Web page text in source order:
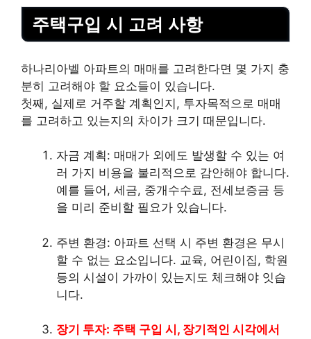
주택구입 시 고려 사항
하나리아벨 아파트의 매매를 고려한다면 몇 가지 충
분히 고려해야 할 요소들이 있습니다.
첫째, 실제로 거주할 계획인지, 투자목적으로 매매
를 고려하고 있는지의 차이가 크기 때문입니다.
자금 계획: 매매가 외에도 발생할 수 있는 여
러 가지 비용을 불리적으로 감안해야 합니다.
예를 들어, 세금, 중개수수료, 전세보증금 등
을 미리 준비할 필요가 있습니다.
주변 환경: 아파트 선택 시 주변 환경은 무시
할 수 없는 요소입니다. 교육, 어린이집, 학원
등의 시설이 가까이 있는지도 체크해야 잇습
니다.
장기 투자: 주택 구입 시, 장기적인 시각에서